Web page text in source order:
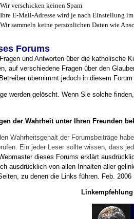
Wir verschicken keinen Spam
Ihre E-Mail-Adresse wird je nach Einstellung
Wir sammeln keine persönlichen Daten wie
Forums
und Antworten über die katholische
auf verschiedene Fragen über den
übernimmt jedoch in diesem
werden gelöscht. Wenn Sie solche
der Wahrheit unter Ihren Freunden
Wahrheitsgehalt der Forumsbeiträge
Ein jeder Leser sollte wissen, dass
dieses Forums erklärt
ausdrücklich von allen Inhalten aller
zu denen die Links führen. Feb. 2006